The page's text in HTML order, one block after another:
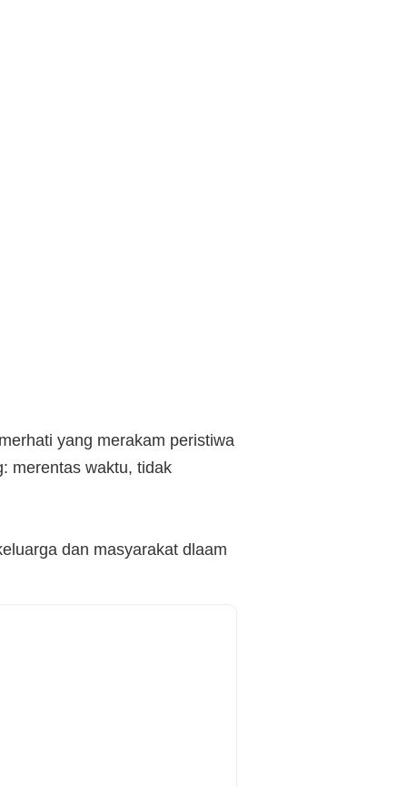
yang merakam peristiwa
merentas waktu, tidak
dan masyarakat dlaam